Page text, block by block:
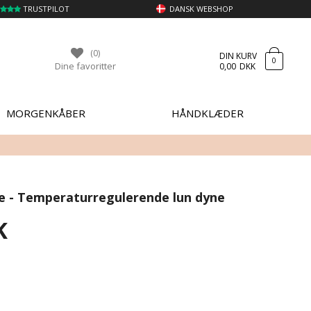
TRUSTPILOT DANSK WEBSHOP
(0)
Dine favoritter
DIN KURV
0,00 DKK 0
MORGENKÅBER HÅNDKLÆDER
- Temperaturregulerende lun dyne